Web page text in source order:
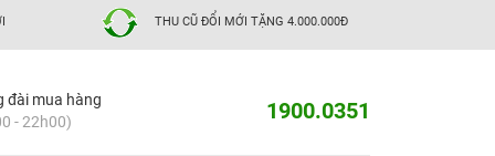
THU CŨ ĐỔI MỚI TẶNG 4.000.000Đ
đài mua hàng
- 22h00)
1900.0351